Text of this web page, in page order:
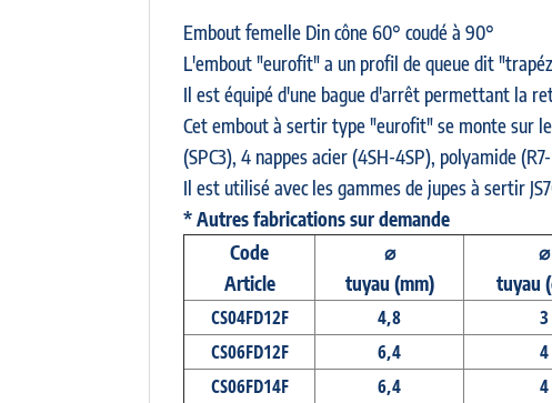
Embout femelle Din cône 60° coudé à 90°
L'embout "eurofit" a un profil de queue dit
Il est équipé d'une bague d'arrêt permettant la
Cet embout à sertir type "eurofit" se monte sur
(SPC3), 4 nappes acier (4SH-4SP), polyamide
Il est utilisé avec les gammes de jupes à sertir
* Autres fabrications sur demande
Code
Article
⌀
tuyau (mm)
⌀
tuyau
CS04FD12F 4,8 3
CS06FD12F
6,4 4
CS06FD14F
6,4 4